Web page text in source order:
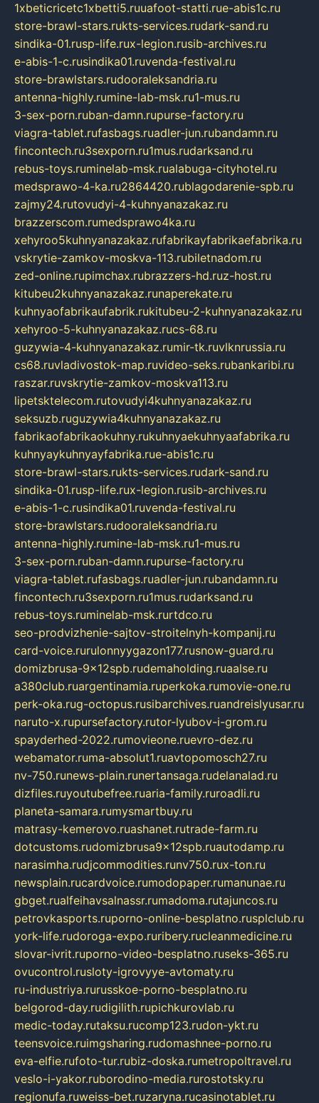
1xbeticricetc1xbetti5.ruuafoot-statti.rue-abis1c.ru
store-brawl-stars.rukts-services.rudark-sand.ru
sindika-01.rusp-life.rux-legion.rusib-archives.ru
e-abis-1-c.rusindika01.ruvenda-festival.ru
store-brawlstars.rudooraleksandria.ru
antenna-highly.rumine-lab-msk.ru1-mus.ru
3-sex-porn.ruban-damn.rupurse-factory.ru
viagra-tablet.rufasbags.ruadler-jun.rubandamn.ru
fincontech.ru3sexporn.ru1mus.rudarksand.ru
rebus-toys.ruminelab-msk.rualabuga-cityhotel.ru
medsprawo-4-ka.ru2864420.rublagodarenie-spb.ru
zajmy24.rutovudyi-4-kuhnyanazakaz.ru
brazzerscom.rumedsprawo4ka.ru
xehyroo5kuhnyanazakaz.rufabrikayfabrikaefabrika.ru
vskrytie-zamkov-moskva-113.rubiletnadom.ru
zed-online.rupimchax.rubrazzers-hd.ruz-host.ru
kitubeu2kuhnyanazakaz.runaperekate.ru
kuhnyaofabrikaufabrik.rukitubeu-2-kuhnyanazakaz.ru
xehyroo-5-kuhnyanazakaz.rucs-68.ru
guzywia-4-kuhnyanazakaz.rumir-tk.ruvlknrussia.ru
cs68.ruvladivostok-map.ruvideo-seks.rubankaribi.ru
raszar.ruvskrytie-zamkov-moskva113.ru
lipetsktelecom.rutovudyi4kuhnyanazakaz.ru
seksuzb.ruguzywia4kuhnyanazakaz.ru
fabrikaofabrikaokuhny.rukuhnyaekuhnyaafabrika.ru
kuhnyaykuhnyayfabrika.rue-abis1c.ru
store-brawl-stars.rukts-services.rudark-sand.ru
sindika-01.rusp-life.rux-legion.rusib-archives.ru
e-abis-1-c.rusindika01.ruvenda-festival.ru
store-brawlstars.rudooraleksandria.ru
antenna-highly.rumine-lab-msk.ru1-mus.ru
3-sex-porn.ruban-damn.rupurse-factory.ru
viagra-tablet.rufasbags.ruadler-jun.rubandamn.ru
fincontech.ru3sexporn.ru1mus.rudarksand.ru
rebus-toys.ruminelab-msk.rurtdco.ru
seo-prodvizhenie-sajtov-stroitelnyh-kompanij.ru
card-voice.rurulonnyygazon177.rusnow-guard.ru
domizbrusa-9x12spb.rudemaholding.ruaalse.ru
a380club.ruargentinamia.ruperkoka.rumovie-one.ru
perk-oka.rug-octopus.rusibarchives.ruandreislyusar.ru
naruto-x.rupursefactory.rutor-lyubov-i-grom.ru
spayderhed-2022.rumovieone.ruevro-dez.ru
webamator.ruma-absolut1.ruavtopomosch27.ru
nv-750.runews-plain.runertansaga.rudelanalad.ru
dizfiles.ruyoutubefree.ruaria-family.ruroadli.ru
planeta-samara.rumysmartbuy.ru
matrasy-kemerovo.ruashanet.rutrade-farm.ru
dotcustoms.rudomizbrusa9x12spb.ruautodamp.ru
narasimha.rudjcommodities.runv750.rux-ton.ru
newsplain.rucardvoice.rumodopaper.rumanunae.ru
gbget.rualfeihavsalnassr.rumadoma.rutajuncos.ru
petrovkasports.ruporno-online-besplatno.rusplclub.ru
york-life.rudoroga-expo.ruribery.rucleanmedicine.ru
slovar-ivrit.ruporno-video-besplatno.ruseks-365.ru
ovucontrol.rusloty-igrovyye-avtomaty.ru
ru-industriya.rurusskoe-porno-besplatno.ru
belgorod-day.rudigilith.rupichkurovlab.ru
medic-today.rutaksu.rucomp123.rudon-ykt.ru
teensvoice.ruimgsharing.rudomashnee-porno.ru
eva-elfie.rufoto-tur.rubiz-doska.rumetropoltravel.ru
veslo-i-yakor.ruborodino-media.rurostotsky.ru
regionufa.ruweiss-bet.ruzaryna.rucasinotablet.ru